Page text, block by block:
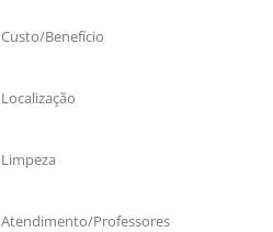
Custo/Benefício
Localização
Limpeza
Atendimento/Professores